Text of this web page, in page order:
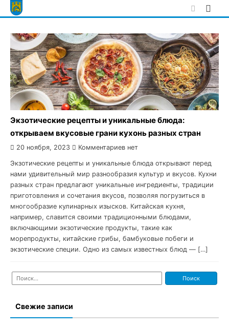
Skip
to
Экзотические рецепты и уникальные блюда:
открываем вкусовые грани кухонь разных стран
20 ноября, 2023 Комментариев нет
Экзотические рецепты и уникальные блюда открывают перед
нами удивительный мир разнообразия культур и вкусов. Кухни
разных стран предлагают уникальные ингредиенты, традиции
приготовления и сочетания вкусов, позволяя погрузиться в
многообразие кулинарных изысков. Китайская кухня,
например, славится своими традиционными блюдами,
включающими экзотические продукты, такие как
морепродукты, китайские грибы, бамбуковые побеги и
экзотические специи. Одно из самых известных блюд — […]
Найти:
Свежие записи